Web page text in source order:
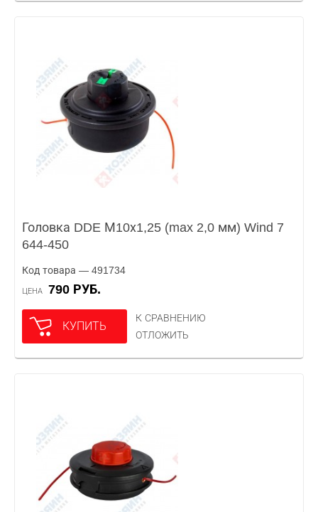
Головка DDE М10х1,25 (max 2,0 мм) Wind 7
644-450
Код товара — 491734
ЦЕНА 790 РУБ.
КУПИТЬ
К СРАВНЕНИЮ
ОТЛОЖИТЬ